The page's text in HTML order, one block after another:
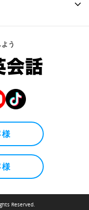
う
Reserved.